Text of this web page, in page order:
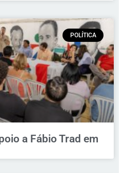
POLÍTICA
a Fábio Trad em